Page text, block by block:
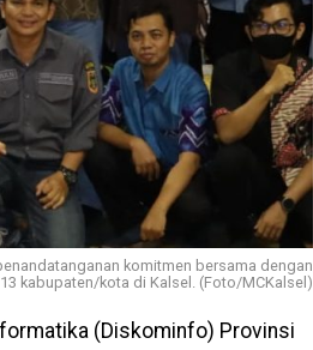
komitmen bersama dengan
kabupaten/kota di Kalsel. (Foto/MCKalsel)
(Diskominfo) Provinsi